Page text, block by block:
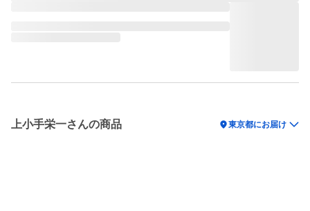
上小手栄一さんの商品 location_on東京都にお届け